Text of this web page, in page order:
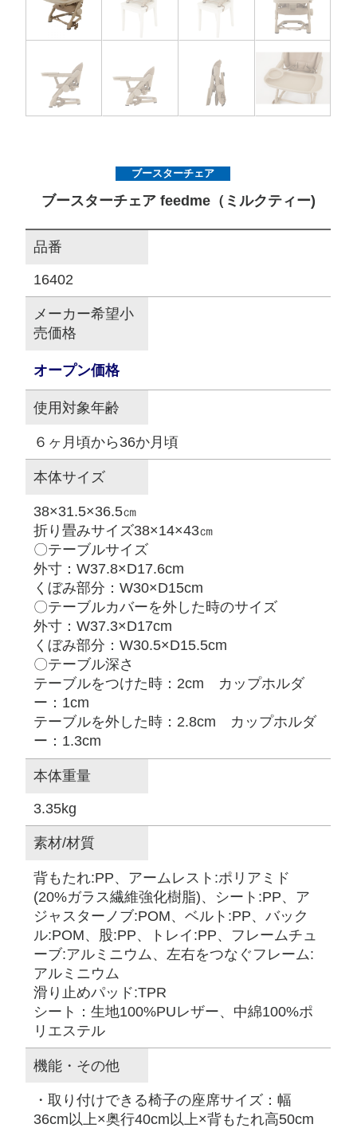
このサイトについて
プライバシーポリシー
オフィシャルFacebook
オフィシャルInstagram
× 閉じる
ブースターチェア
ブースターチェア feedme（ミルクティー)
品番
16402
メーカー希望小
売価格
オープン価格
使用対象年齢
６ヶ月頃から36か月頃
本体サイズ
38×31.5×36.5㎝
折り畳みサイズ38×14×43㎝
〇テーブルサイズ
外寸：W37.8×D17.6cm
くぼみ部分：W30×D15cm
〇テーブルカバーを外した時のサイズ
外寸：W37.3×D17cm
くぼみ部分：W30.5×D15.5cm
〇テーブル深さ
テーブルをつけた時：2cm カップホルダ
ー：1cm
テーブルを外した時：2.8cm カップホルダ
ー：1.3cm
本体重量
3.35kg
素材/材質
背もたれ:PP、アームレスト:ポリアミド
(20%ガラス繊維強化樹脂)、シート:PP、ア
ジャスターノブ:POM、ベルト:PP、バック
ル:POM、股:PP、トレイ:PP、フレームチュ
ーブ:アルミニウム、左右をつなぐフレーム:
アルミニウム
滑り止めパッド:TPR
シート：生地100%PUレザー、中綿100%ポ
リエステル
機能・その他
・取り付けできる椅子の座席サイズ：幅
36cm以上×奥行40cm以上×背もたれ高50cm